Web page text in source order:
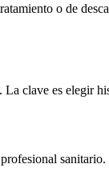
o de
clave es elegir